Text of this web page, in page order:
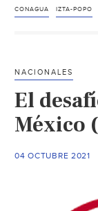
utiliza
a
del
CONAGUA IZTA-POPO
NACIONALES
El
México
04 OCTUBRE 2021